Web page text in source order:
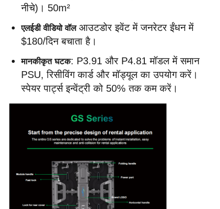
नीचे)। 50m²
एलईडी वीडियो वॉल आउटडोर इवेंट में जनरेटर ईंधन में
$180/दिन बचाता है।
मानकीकृत घटक: P3.91 और P4.81 मॉडल में समान
PSU, रिसीविंग कार्ड और मॉड्यूल का उपयोग करें।
स्पेयर पार्ट्स इन्वेंट्री को 50% तक कम करें।